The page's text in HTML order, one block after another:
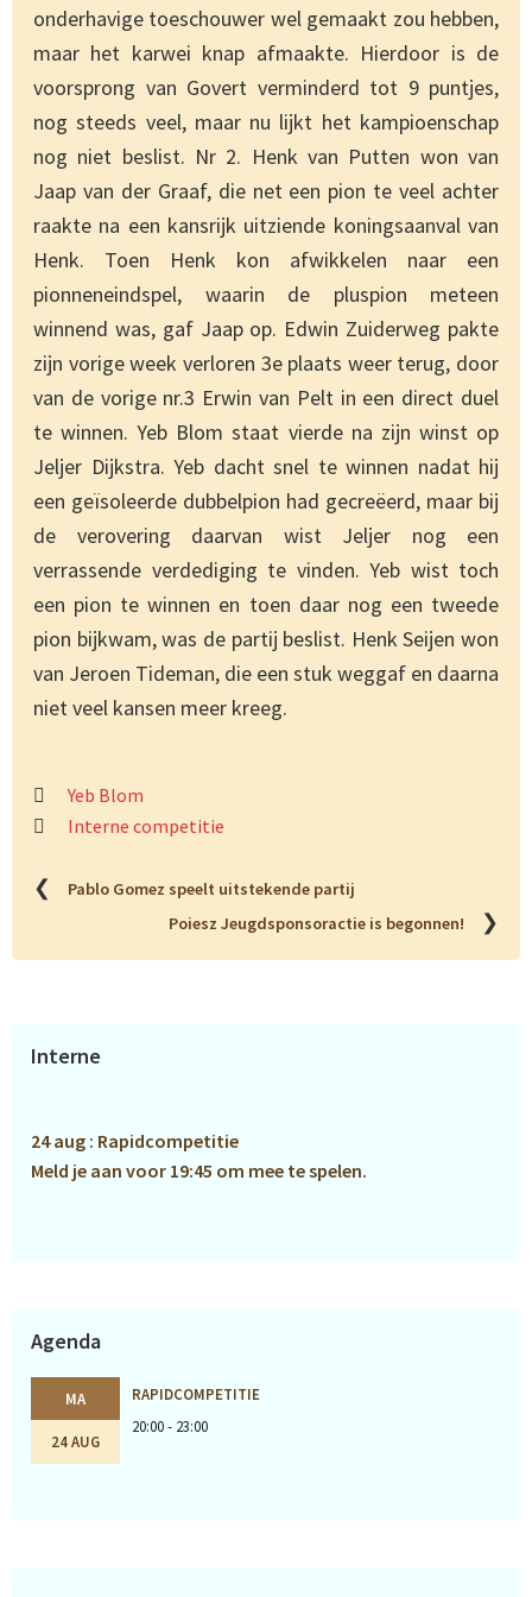
onderhavige toeschouwer wel gemaakt zou hebben,
maar het karwei knap afmaakte. Hierdoor is de
voorsprong van Govert verminderd tot 9 puntjes,
nog steeds veel, maar nu lijkt het kampioenschap
nog niet beslist. Nr 2. Henk van Putten won van
Jaap van der Graaf, die net een pion te veel achter
raakte na een kansrijk uitziende koningsaanval van
Henk. Toen Henk kon afwikkelen naar een
pionneneindspel, waarin de pluspion meteen
winnend was, gaf Jaap op. Edwin Zuiderweg pakte
zijn vorige week verloren 3e plaats weer terug, door
van de vorige nr.3 Erwin van Pelt in een direct duel
te winnen. Yeb Blom staat vierde na zijn winst op
Jeljer Dijkstra. Yeb dacht snel te winnen nadat hij
een geïsoleerde dubbelpion had gecreëerd, maar bij
de verovering daarvan wist Jeljer nog een
verrassende verdediging te vinden. Yeb wist toch
een pion te winnen en toen daar nog een tweede
pion bijkwam, was de partij beslist. Henk Seijen won
van Jeroen Tideman, die een stuk weggaf en daarna
niet veel kansen meer kreeg.
Yeb Blom
Interne competitie
❮
Pablo Gomez speelt uitstekende partij
Poiesz Jeugdsponsoractie is begonnen!
❯
Primaire
Interne
24 aug : Rapidcompetitie
Meld je aan voor 19:45 om mee te spelen.
Agenda
MA
24 AUG
RAPIDCOMPETITIE
20:00 - 23:00